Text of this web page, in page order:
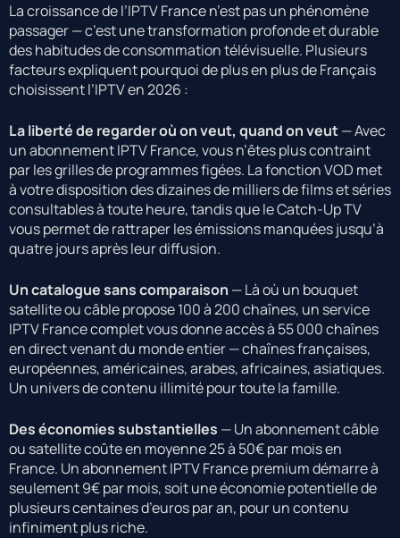
La croissance de l’IPTV France n’est pas un phénomène
passager — c’est une transformation profonde et durable
des habitudes de consommation télévisuelle. Plusieurs
facteurs expliquent pourquoi de plus en plus de Français
choisissent l’IPTV en 2026 :
La liberté de regarder où on veut, quand on veut— Avec
un abonnement IPTV France, vous n’êtes plus contraint
par les grilles de programmes figées. La fonction VOD met
à votre disposition des dizaines de milliers de films et séries
consultables à toute heure, tandis que le Catch-Up TV
vous permet de rattraper les émissions manquées jusqu’à
quatre jours après leur diffusion.
Un catalogue sans comparaison — Là où un bouquet
satellite ou câble propose 100 à 200 chaînes, un service
IPTV France complet vous donne accès à 55 000 chaînes
en direct venant du monde entier — chaînes françaises,
européennes, américaines, arabes, africaines, asiatiques.
Un univers de contenu illimité pour toute la famille.
Des économies substantielles — Un abonnement câble
ou satellite coûte en moyenne 25 à 50€ par mois en
France. Un abonnement IPTV France premium démarre à
seulement 9€ par mois, soit une économie potentielle de
plusieurs centaines d’euros par an, pour un contenu
infiniment plus riche.